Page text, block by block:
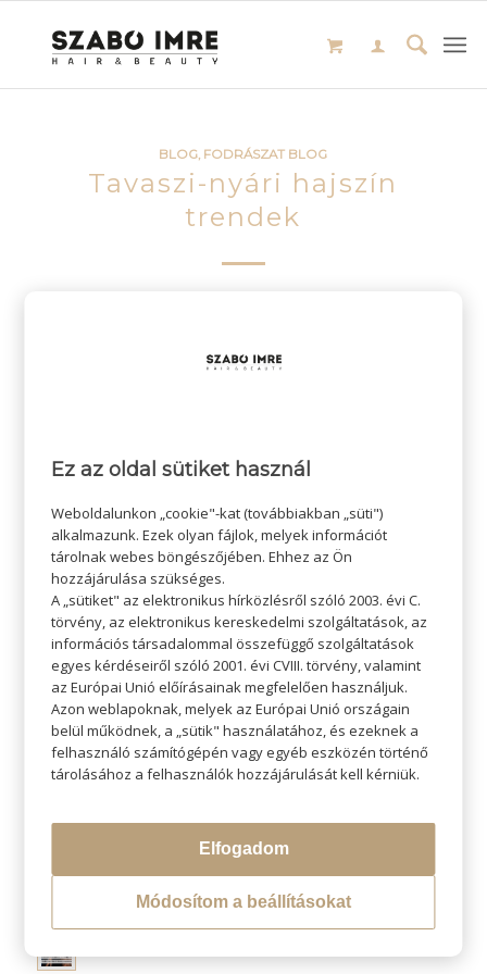
BLOG, FODRÁSZAT BLOG
Tavaszi-nyári hajszín
trendek
KERESÉS
ragyogó hajért
Ez az oldal sütiket használ
Weboldalunkon „cookie"-kat (továbbiakban „süti")
alkalmazunk. Ezek olyan fájlok, melyek információt
tárolnak webes böngészőjében. Ehhez az Ön
hozzájárulása szükséges.
A „sütiket" az elektronikus hírközlésről szóló 2003. évi C.
törvény, az elektronikus kereskedelmi szolgáltatások, az
információs társadalommal összefüggő szolgáltatások
egyes kérdéseiről szóló 2001. évi CVIII. törvény, valamint
az Európai Unió előírásainak megfelelően használjuk.
Azon weblapoknak, melyek az Európai Unió országain
belül működnek, a „sütik" használatához, és ezeknek a
felhasználó számítógépén vagy egyéb eszközén történő
tárolásához a felhasználók hozzájárulását kell kérniük.
Elfogadom
Módosítom a beállításokat